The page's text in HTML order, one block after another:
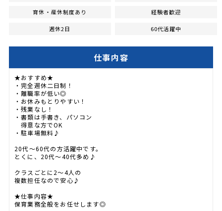
育休・産休制度あり 経験者歓迎
週休2日 60代活躍中
仕事内容
★おすすめ★
・完全週休二日制！
・離職率が低い◎
・お休みもとりやすい！
・残業なし！
・書類は手書き、パソコン
得意な方でOK
・駐車場無料♪
20代～60代の方活躍中です。
とくに、20代～40代多め♪
クラスごとに2～4人の
複数担任なので安心♪
★仕事内容★
保育業務全般をお任せします◎